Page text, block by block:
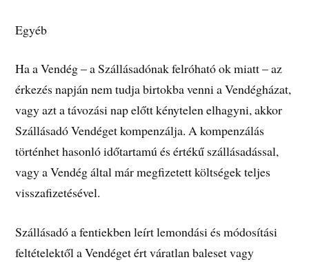
Egyéb
Ha a Vendég – a Szállásadónak felróható ok miatt – az
érkezés napján nem tudja birtokba venni a Vendégházat,
vagy azt a távozási nap előtt kénytelen elhagyni, akkor
Szállásadó Vendéget kompenzálja. A kompenzálás
történhet hasonló időtartamú és értékű szállásadással,
vagy a Vendég által már megfizetett költségek teljes
visszafizetésével.
Szállásadó a fentiekben leírt lemondási és módosítási
feltételektől a Vendéget ért váratlan baleset vagy